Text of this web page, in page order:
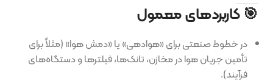
🎯 کاربردهای معمول
در خطوط صنعتی برای «هوادهی» یا «دمش هوا» (مثلاً برای
تأمین جریان هوا در مخازن، تانک‌ها، فیلترها و دستگاه‌های
فرآیند).